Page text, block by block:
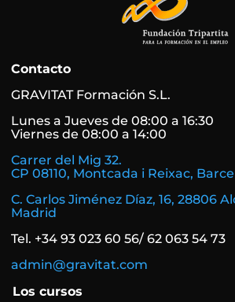
Contacto
GRAVITAT Formación S.L.
Lunes a Jueves de 08:00 a 16:30
Viernes de 08:00 a 14:00
Carrer del Mig 32.
CP 08110, Montcada i Reixac,
C. Carlos Jiménez Díaz, 16, 28806
Madrid
Tel. +34 93 023 60 56/ 62 063 54 73
admin@gravitat.com
Los cursos